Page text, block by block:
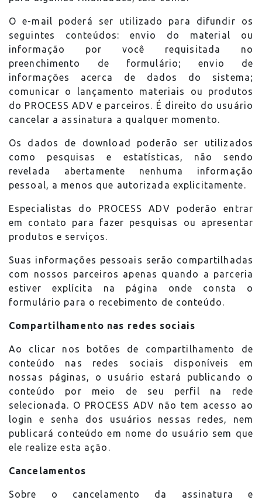
O e-mail poderá ser utilizado para difundir os
seguintes conteúdos: envio do material ou
informação por você requisitada no
preenchimento de formulário; envio de
informações acerca de dados do sistema;
comunicar o lançamento materiais ou produtos
do PROCESS ADV e parceiros. É direito do usuário
cancelar a assinatura a qualquer momento.
Os dados de download poderão ser utilizados
como pesquisas e estatísticas, não sendo
revelada abertamente nenhuma informação
pessoal, a menos que autorizada explicitamente.
Especialistas do PROCESS ADV poderão entrar
em contato para fazer pesquisas ou apresentar
produtos e serviços.
Suas informações pessoais serão compartilhadas
com nossos parceiros apenas quando a parceria
estiver explícita na página onde consta o
formulário para o recebimento de conteúdo.
Compartilhamento nas redes sociais
Ao clicar nos botões de compartilhamento de
conteúdo nas redes sociais disponíveis em
nossas páginas, o usuário estará publicando o
conteúdo por meio de seu perfil na rede
selecionada. O PROCESS ADV não tem acesso ao
login e senha dos usuários nessas redes, nem
publicará conteúdo em nome do usuário sem que
ele realize esta ação.
Cancelamentos
Sobre o cancelamento da assinatura e